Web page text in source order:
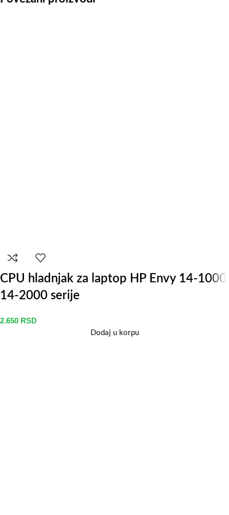
CPU hladnjak za laptop HP Envy 14-1000
14-2000 serije
2.650 RSD
Dodaj u korpu